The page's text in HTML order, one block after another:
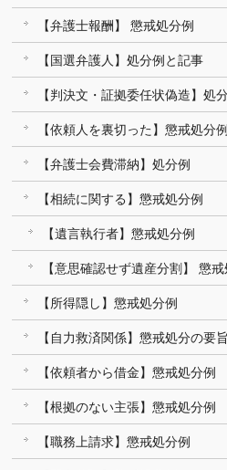
【弁護士報酬】 懲戒処分例
【国選弁護人】処分例と記事
【判決文・証拠委任状偽造】処
【依頼人を裏切った】懲戒処分例
【弁護士会費滞納】処分例
【相続に関する】懲戒処分例
【遺言執行者】懲戒処分例
【意思確認せず遺産分割】 懲戒
【所得隠し】懲戒処分例
【自力救済関係】懲戒処分の要旨
【依頼者から借金】懲戒処分例
【根拠のない主張】懲戒処分例
【職務上請求】懲戒処分例